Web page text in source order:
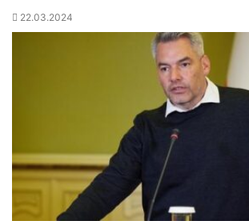
22.03.2024